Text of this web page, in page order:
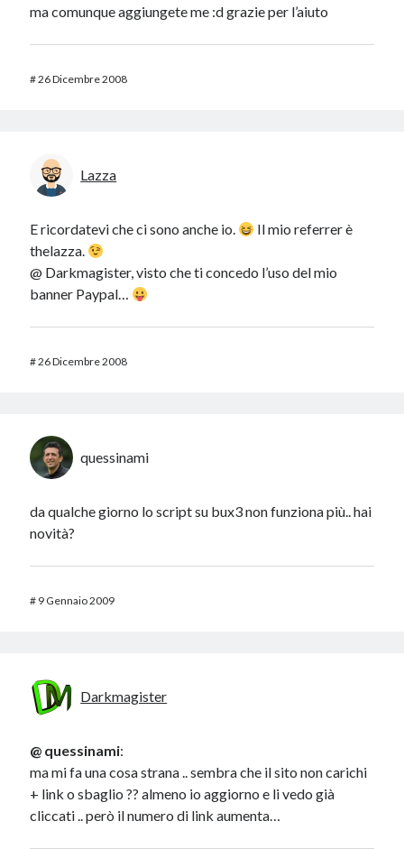
ma comunque aggiungete me :d grazie per l’aiuto
#26 Dicembre 2008
Lazza
E ricordatevi che ci sono anche io.
Il mio referrer è
thelazza.
@ Darkmagister, visto che ti concedo l’uso del mio
banner Paypal…
#26 Dicembre 2008
quessinami
da qualche giorno lo script su bux3 non funziona più.. hai
novità?
# 9 Gennaio 2009
Darkmagister
@ quessinami:
ma mi fa una cosa strana .. sembra che il sito non carichi
+ link o sbaglio ?? almeno io aggiorno e li vedo già
cliccati .. però il numero di link aumenta…